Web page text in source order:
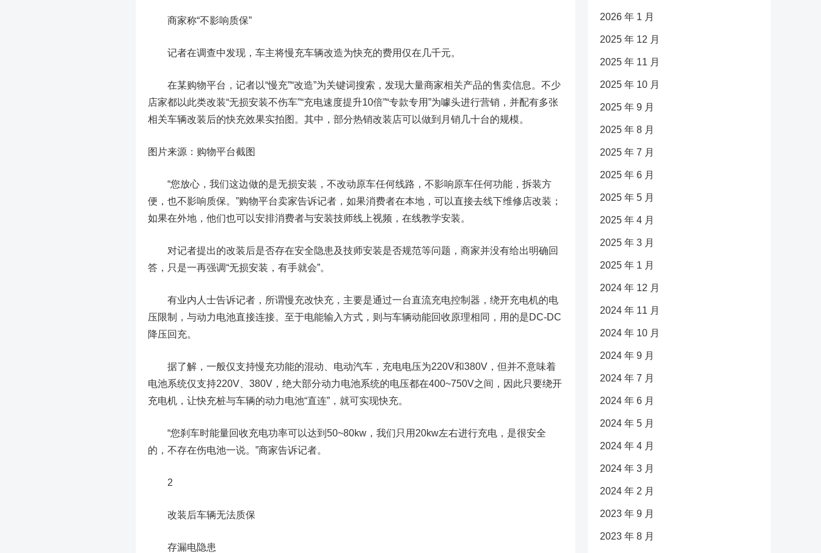
商家称“不影响质保”
记者在调查中发现，车主将慢充车辆改造为快充的费用仅在几千元。
在某购物平台，记者以“慢充”“改造”为关键词搜索，发现大量商家相关产品的售卖信息。不少
店家都以此类改装“无损安装不伤车”“充电速度提升10倍”“专款专用”为噱头进行营销，并配有多张
相关车辆改装后的快充效果实拍图。其中，部分热销改装店可以做到月销几十台的规模。
图片来源：购物平台截图
“您放心，我们这边做的是无损安装，不改动原车任何线路，不影响原车任何功能，拆装方
便，也不影响质保。”购物平台卖家告诉记者，如果消费者在本地，可以直接去线下维修店改装；
如果在外地，他们也可以安排消费者与安装技师线上视频，在线教学安装。
对记者提出的改装后是否存在安全隐患及技师安装是否规范等问题，商家并没有给出明确回
答，只是一再强调“无损安装，有手就会”。
有业内人士告诉记者，所谓慢充改快充，主要是通过一台直流充电控制器，绕开充电机的电
压限制，与动力电池直接连接。至于电能输入方式，则与车辆动能回收原理相同，用的是DC-DC
降压回充。
据了解，一般仅支持慢充功能的混动、电动汽车，充电电压为220V和380V，但并不意味着
电池系统仅支持220V、380V，绝大部分动力电池系统的电压都在400~750V之间，因此只要绕开
充电机，让快充桩与车辆的动力电池“直连”，就可实现快充。
“您刹车时能量回收充电功率可以达到50~80kw，我们只用20kw左右进行充电，是很安全
的，不存在伤电池一说。”商家告诉记者。
2
改装后车辆无法质保
存漏电隐患
2026 年 1 月
2025 年 12 月
2025 年 11 月
2025 年 10 月
2025 年 9 月
2025 年 8 月
2025 年 7 月
2025 年 6 月
2025 年 5 月
2025 年 4 月
2025 年 3 月
2025 年 1 月
2024 年 12 月
2024 年 11 月
2024 年 10 月
2024 年 9 月
2024 年 7 月
2024 年 6 月
2024 年 5 月
2024 年 4 月
2024 年 3 月
2024 年 2 月
2023 年 9 月
2023 年 8 月